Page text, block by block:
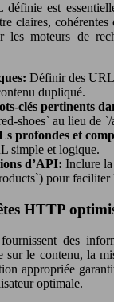
définie est
claires, cohérentes
les moteurs de
Définir des
dupliqué.
clés pertinents
shoes` au lieu de
profondes et
simple et logique.
d’API: Inclure
pour faciliter
HTTP
des
sur le contenu, la
appropriée
optimale.